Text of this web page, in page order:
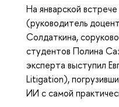
На январской
(руководитель
Солдаткина,
студентов Полина
эксперта выступил
Litigation),
ИИ с самой